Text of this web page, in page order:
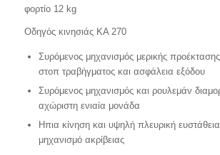
φορτίο 12 kg
Οδηγός κινησιάς KA 270
Συρόμενος μηχανισμός μερικής προέκτασης
στοπ τραβήγματος και ασφάλεια εξόδου
Συρόμενος μηχανισμός και ρουλεμάν
αχώριστη ενιαία μονάδα
Hπια κίνηση και υψηλή πλευρική
μηχανισμό ακρίβειας